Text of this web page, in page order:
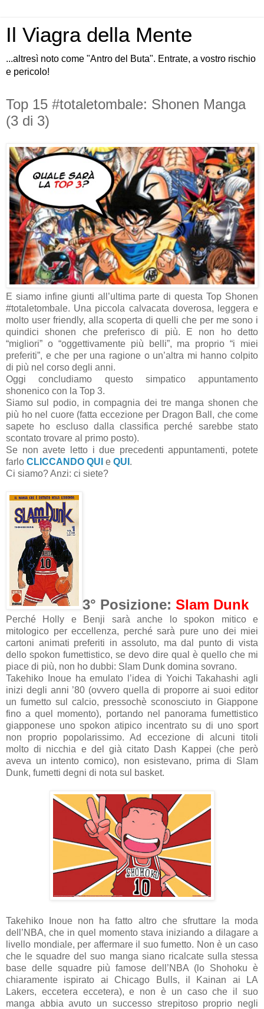
Il Viagra della Mente
...altresì noto come "Antro del Buta". Entrate, a vostro rischio
e pericolo!
Top 15 #totaletombale: Shonen Manga
(3 di 3)
E siamo infine giunti all’ultima parte di questa Top Shonen
#totaletombale. Una piccola calvacata doverosa, leggera e
molto user friendly, alla scoperta di quelli che per me sono i
quindici shonen che preferisco di più. E non ho detto
“migliori” o “oggettivamente più belli”, ma proprio “i miei
preferiti”, e che per una ragione o un’altra mi hanno colpito
di più nel corso degli anni.
Oggi concludiamo questo simpatico appuntamento
shonenico con la Top 3.
Siamo sul podio, in compagnia dei tre manga shonen che
più ho nel cuore (fatta eccezione per Dragon Ball, che come
sapete ho escluso dalla classifica perché sarebbe stato
scontato trovare al primo posto).
Se non avete letto i due precedenti appuntamenti, potete
farlo CLICCANDO QUI e QUI .
Ci siamo? Anzi: ci siete?
3° Posizione: Slam Dunk
Perché Holly e Benji sarà anche lo spokon mitico e
mitologico per eccellenza, perché sarà pure uno dei miei
cartoni animati preferiti in assoluto, ma dal punto di vista
dello spokon fumettistico, se devo dire qual è quello che mi
piace di più, non ho dubbi: Slam Dunk domina sovrano.
Takehiko Inoue ha emulato l’idea di Yoichi Takahashi agli
inizi degli anni ’80 (ovvero quella di proporre ai suoi editor
un fumetto sul calcio, pressochè sconosciuto in Giappone
fino a quel momento), portando nel panorama fumettistico
giapponese uno spokon atipico incentrato su di uno sport
non proprio popolarissimo. Ad eccezione di alcuni titoli
molto di nicchia e del già citato Dash Kappei (che però
aveva un intento comico), non esistevano, prima di Slam
Dunk, fumetti degni di nota sul basket.
Takehiko Inoue non ha fatto altro che sfruttare la moda
dell’NBA, che in quel momento stava iniziando a dilagare a
livello mondiale, per affermare il suo fumetto. Non è un caso
che le squadre del suo manga siano ricalcate sulla stessa
base delle squadre più famose dell’NBA (lo Shohoku è
chiaramente ispirato ai Chicago Bulls, il Kainan ai LA
Lakers, eccetera eccetera), e non è un caso che il suo
manga abbia avuto un successo strepitoso proprio negli